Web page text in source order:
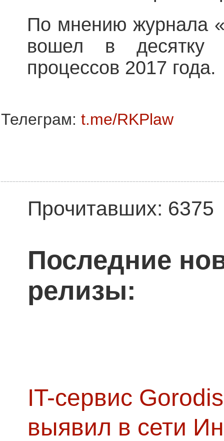
По мнению журнала
вошел в десятку
процессов 2017 года.
Телеграм: t.me/RKPlaw
Прочитавших: 6375
Последние
релизы:
IT-сервис
выявил в сети